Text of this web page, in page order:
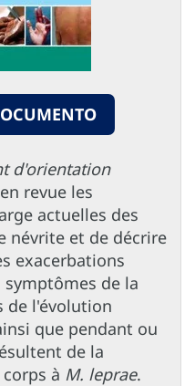
d'orientation
revue les
actuelles des
névrite et de décrire
exacerbations
symptômes de la
de l'évolution
que pendant ou
de la
à M. leprae.